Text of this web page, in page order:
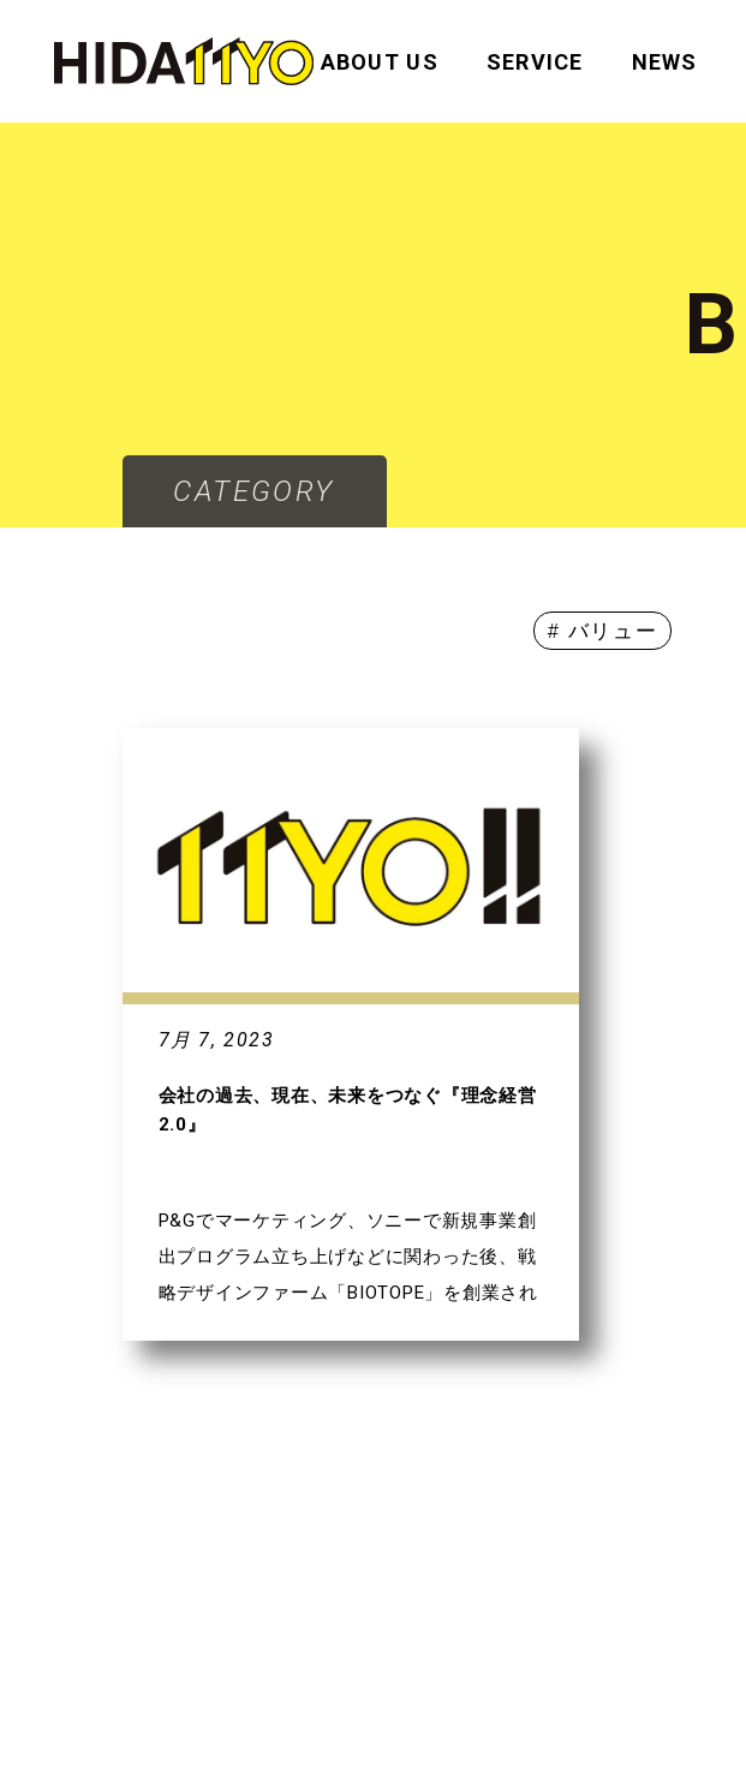
ABOUT US SERVICE NEWS
B
CATEGORY
# バリュー
7月 7, 2023
会社の過去、現在、未来をつなぐ『理念経営
2.0』
P&Gでマーケティング、ソニーで新規事業創
出プログラム立ち上げなどに関わった後、戦
略デザインファーム「BIOTOPE」を創業され
ン、ミッション、バリューの大切さを意識し